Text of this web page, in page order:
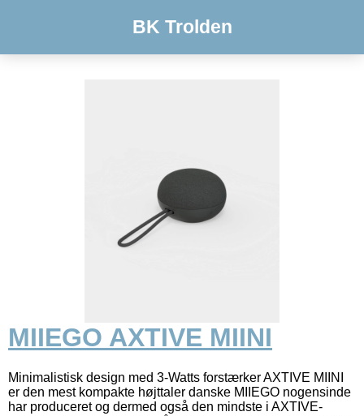
BK Trolden
MIIEGO AXTIVE MIINI
Minimalistisk design med 3-Watts forstærker AXTIVE MIINI
er den mest kompakte højttaler danske MIIEGO nogensinde
har produceret og dermed også den mindste i AXTIVE-